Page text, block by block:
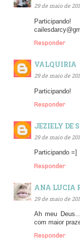
29 de maio de
Participando!
Responder
VALQUIRIA
29 de maio de
Participando!
Responder
JEZIELY DE
29 de maio de
Participando =]
Responder
ANA LUCIA
29 de maio de
Ah meu
com maior
Responder